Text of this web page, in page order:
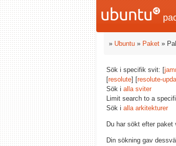
» Ubuntu » Paket »
Sök i specifik svit: [
[resolute] [resolute-
Sök i alla sviter
Limit search to a
Sök i alla arkitekturer
Du har sökt efter paket
Din sökning gav